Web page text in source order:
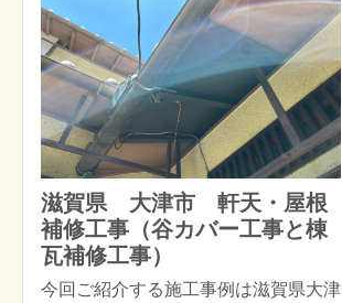
滋賀県 大津市 軒天・屋根
補修工事（谷カバー工事と棟
瓦補修工事）
今回ご紹介する施工事例は滋賀県大津